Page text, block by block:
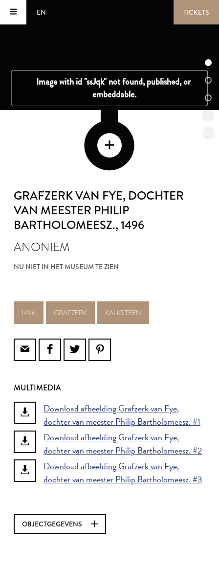
EN TICKETS
GRAFZERK VAN FYE, DOCHTER
VAN MEESTER PHILIP
BARTHOLOMEESZ., 1496
ANONIEM
NU NIET IN HET MUSEUM TE ZIEN
1496 GRAFZERK KALKSTEEN
MULTIMEDIA
Download afbeelding Grafzerk van Fye,
dochter van meester Philip Bartholomeesz. #1
Download afbeelding Grafzerk van Fye,
dochter van meester Philip Bartholomeesz. #2
Download afbeelding Grafzerk van Fye,
dochter van meester Philip Bartholomeesz. #3
OBJECTGEGEVENS